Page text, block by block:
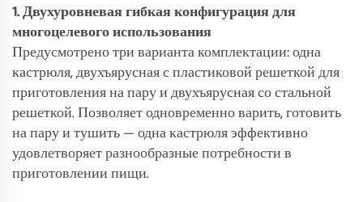
1. Двухуровневая гибкая конфигурация для
многоцелевого использования
Предусмотрено три варианта комплектации: одна
кастрюля, двухъярусная с пластиковой решеткой для
приготовления на пару и двухъярусная со стальной
решеткой. Позволяет одновременно варить, готовить
на пару и тушить — одна кастрюля эффективно
удовлетворяет разнообразные потребности в
приготовлении пищи.